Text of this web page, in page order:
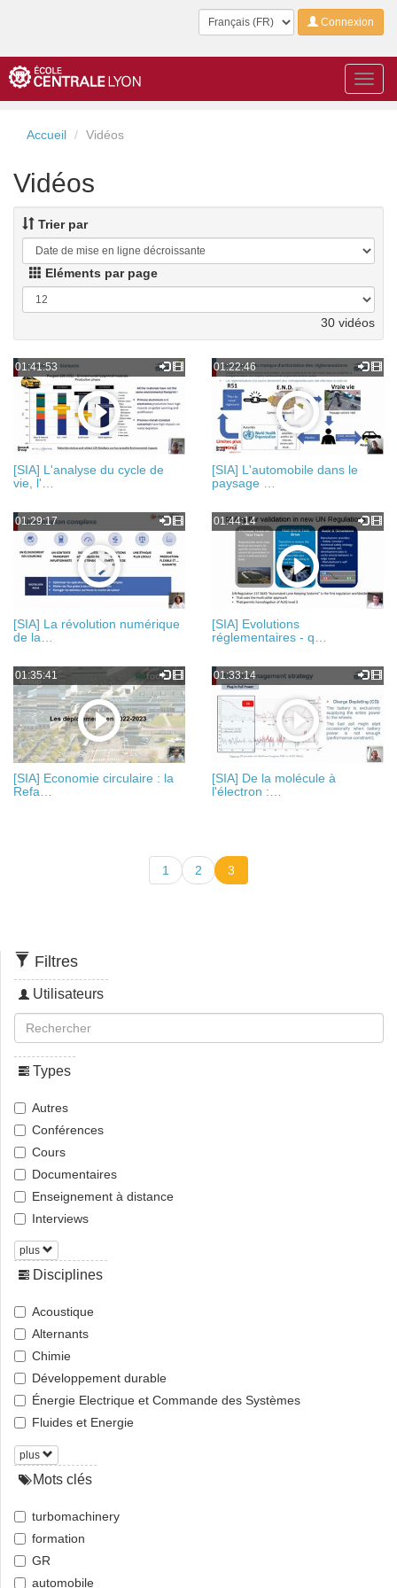
LangueConnexion
Accueil Vidéos
Vidéos
Trier par
Eléments par page
30 vidéos
01:41:53
[SIA] L'analyse du cycle de
vie, l'…
01:22:46
[SIA] L'automobile dans le
paysage …
01:29:17
[SIA] La révolution numérique
de la…
01:44:14
[SIA] Evolutions
réglementaires - q…
01:35:41
[SIA] Economie circulaire : la
Refa…
01:33:14
[SIA] De la molécule à
l'électron :…
1 2 3
Filtres
Utilisateurs
Types
Autres
Conférences
Cours
Documentaires
Enseignement à distance
Interviews
plus
Disciplines
Acoustique
Alternants
Chimie
Développement durable
Énergie Electrique et Commande des Systèmes
Fluides et Energie
plus
Mots clés
turbomachinery
formation
GR
automobile